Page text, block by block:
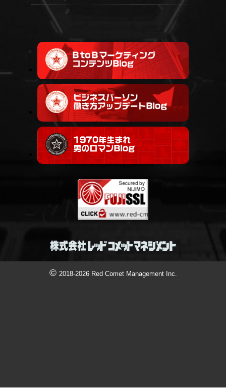
© 2018-2026 Red Comet Management Inc.